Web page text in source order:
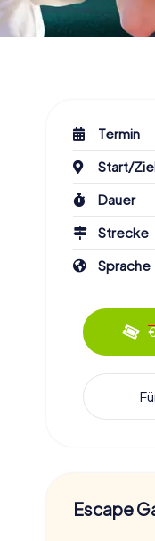
Termin
Start/
Dauer
Strecke
Sprache
Escape